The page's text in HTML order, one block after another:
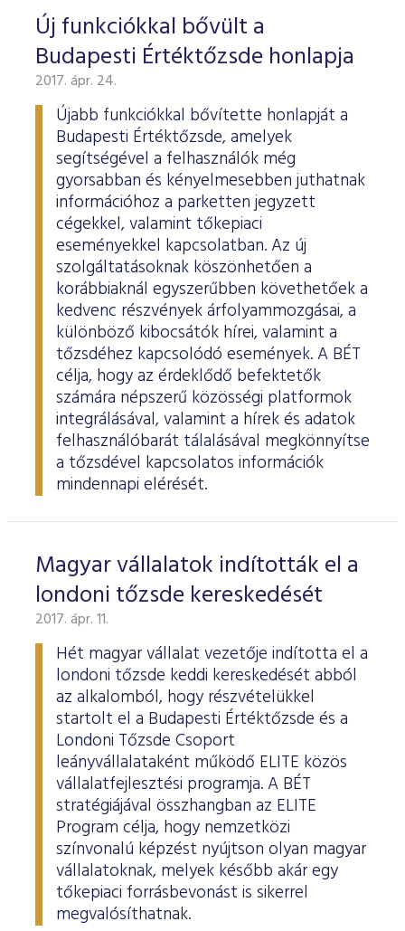
Új funkciókkal bővült a
Budapesti Értéktőzsde honlapja
2017. ápr. 24.
Újabb funkciókkal bővítette honlapját a
Budapesti Értéktőzsde, amelyek
segítségével a felhasználók még
gyorsabban és kényelmesebben juthatnak
információhoz a parketten jegyzett
cégekkel, valamint tőkepiaci
eseményekkel kapcsolatban. Az új
szolgáltatásoknak köszönhetően a
korábbiaknál egyszerűbben követhetőek a
kedvenc részvények árfolyammozgásai, a
különböző kibocsátók hírei, valamint a
tőzsdéhez kapcsolódó események. A BÉT
célja, hogy az érdeklődő befektetők
számára népszerű közösségi platformok
integrálásával, valamint a hírek és adatok
felhasználóbarát tálalásával megkönnyítse
a tőzsdével kapcsolatos információk
mindennapi elérését.
Magyar vállalatok indították el a
londoni tőzsde kereskedését
2017. ápr. 11.
Hét magyar vállalat vezetője indította el a
londoni tőzsde keddi kereskedését abból
az alkalomból, hogy részvételükkel
startolt el a Budapesti Értéktőzsde és a
Londoni Tőzsde Csoport
leányvállalataként működő ELITE közös
vállalatfejlesztési programja. A BÉT
stratégiájával összhangban az ELITE
Program célja, hogy nemzetközi
színvonalú képzést nyújtson olyan magyar
vállalatoknak, melyek később akár egy
tőkepiaci forrásbevonást is sikerrel
megvalósíthatnak.